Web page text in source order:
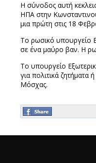
Η σύνοδος αυτή
ΗΠΑ στην
μια πρώτη στις 18
Το ρωσικό υπουργείο
σε ένα μαύρο βαν. Η
Το υπουργείο
για πολιτικά
Μόσχας.